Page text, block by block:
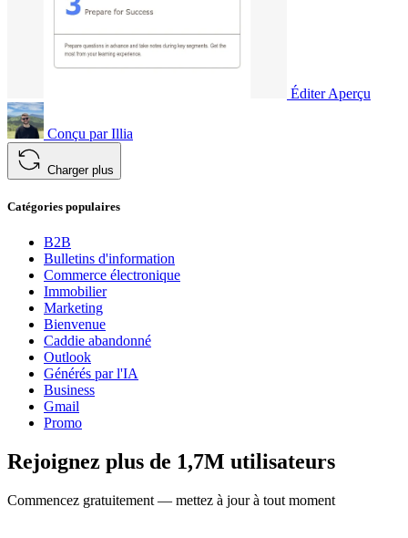
Éditer Aperçu
Conçu par Illia
Charger plus
Catégories populaires
B2B
Bulletins d'information
Commerce électronique
Immobilier
Marketing
Bienvenue
Caddie abandonné
Outlook
Générés par l'IA
Business
Gmail
Promo
Rejoignez plus de 1,7M utilisateurs
Commencez gratuitement — mettez à jour à tout moment